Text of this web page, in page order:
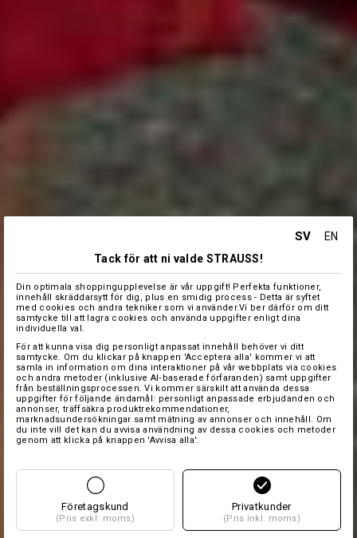
SV
EN
Tack för att ni valde STRAUSS!
Din optimala shoppingupplevelse är vår uppgift! Perfekta funktioner,
innehåll skräddarsytt för dig, plus en smidig process - Detta är syftet
med cookies och andra tekniker som vi använder.Vi ber därför om ditt
samtycke till att lagra cookies och använda uppgifter enligt dina
individuella val.
För att kunna visa dig personligt anpassat innehåll behöver vi ditt
samtycke. Om du klickar på knappen 'Acceptera alla' kommer vi att
samla in information om dina interaktioner på vår webbplats via cookies
och andra metoder (inklusive AI‑baserade förfaranden) samt uppgifter
från beställningsprocessen. Vi kommer särskilt att använda dessa
uppgifter för följande ändamål: personligt anpassade erbjudanden och
annonser, träffsäkra produktrekommendationer,
marknadsundersökningar samt mätning av annonser och innehåll. Om
du inte vill det kan du avvisa användning av dessa cookies och metoder
genom att klicka på knappen 'Avvisa alla'.
Företagskund
(Pris exkl. moms)
Privatkunder
(Pris inkl. moms)